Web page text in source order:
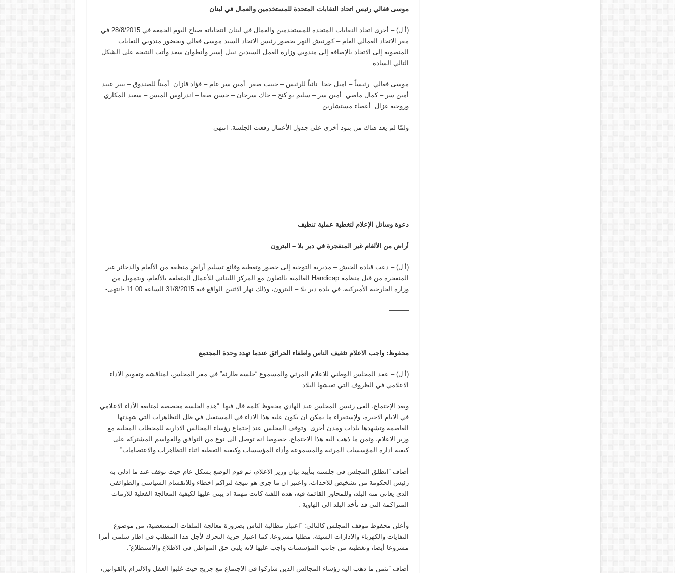
موسى فغالي رئيس اتحاد النقابات المتحدة للمستخدمين والعمال في لبنان
(أ.ل) – أجرى اتحاد النقابات المتحدة للمستخدمين والعمال في لبنان انتخاباته صباح اليوم الجمعة في 28/8/2015 في
مقر الاتحاد العمالي العام – كورنيش النهر بحضور رئيس الاتحاد السيد موسى فغالي وبحضور مندوبي النقابات
المنضوية إلى الاتحاد بالإضافة إلى مندوبي وزارة العمل السيدين نبيل إسبر وأنطوان سعد وأتت النتيجة على الشكل
التالي السادة:
موسى فغالي: رئيساً – اميل جحا: نائباً للرئيس – حبيب صقر: أمين سر عام – فؤاد قازان: أميناً للصندوق – بيير عبيد:
أمين سر – كمال ماضي: أمين سر – سليم بو كنج – جاك سرحان – حسن صفا – اندراوس الميس – سعيد المكاري
وروجيه غزال: أعضاء مستشارين.
ولمّا لم يعد هناك من بنود أخرى على جدول الأعمال رفعت الجلسة.-انتهى-
———
دعوة وسائل الإعلام لتغطية عملية تنظيف
أراض من الألغام غير المنفجرة في دير بلا – البترون
(أ.ل) – دعت قيادة الجيش – مديرية التوجيه إلى حضور وتغطية وقائع تسليم أراضٍ منظفة من الألغام والذخائر غير
المنفجرة من قبل منظمة Handicap العالمية بالتعاون مع المركز اللبناني للأعمال المتعلقة بالألغام، وبتمويل من
وزارة الخارجية الأميركية، في بلدة دير بلا – البترون، وذلك نهار الاثنين الواقع فيه 31/8/2015 الساعة 11.00.-انتهى-
———
محفوظ: واجب الاعلام تثقيف الناس واطفاء الحرائق عندما تهدد وحدة المجتمع
(أ.ل) – عقد المجلس الوطني للاعلام المرئي والمسموع “جلسة طارئة” في مقر المجلس، لمناقشة وتقويم الآداء
الاعلامي في الظروف التي تعيشها البلاد.
وبعد الإجتماع، القى رئيس المجلس عبد الهادي محفوظ كلمة قال فيها: “هذه الجلسة مخصصة لمتابعة الأداء الاعلامي
في الايام الاخيرة، ولإستقراء ما يمكن ان يكون عليه هذا الاداء في المستقبل في ظل التظاهرات التي شهدتها
العاصمة وتشهدها بلدات ومدن أخرى. وتوقف المجلس عند إجتماع رؤساء المجالس الادارية للمحطات المحلية مع
وزير الاعلام، وثمن ما ذهب اليه هذا الاجتماع، خصوصا انه توصل الى نوع من التوافق والقواسم المشتركة على
كيفية ادارة المؤسسات المرئية والمسموعة وأداء المؤسسات وكيفية التغطية اثناء التظاهرات والاعتصامات”.
أضاف “انطلق المجلس في جلسته بتأييد بيان وزير الاعلام، ثم قوم الوضع بشكل عام حيث توقف عند ما ادلى به
رئيس الحكومة من تشخيص للاحداث، واعتبر ان ما جرى هو نتيجة لتراكم اخطاء وللانقسام السياسي والطوائفي
الذي يعاني منه البلد، وللمحاور القائمة فيه، هذه اللفتة كانت مهمة اذ يبنى عليها لكيفية المعالجة الفعلية للازمات
المتراكمة التي قد تأخذ البلد الى الهاوية”.
وأعلن محفوظ موقف المجلس كالتالي: “اعتبار مطالبة الناس بضرورة معالجة الملفات المستعصية، من موضوع
النفايات والكهرباء والادارات السيئة، مطلبا مشروعا، كما اعتبار حرية التحرك لأجل هذا المطلب في اطار سلمي أمرا
مشروعا أيضا، وتغطيته من جانب المؤسسات واجب عليها لانه يلبي حق المواطن في الاطلاع والاستطلاع”.
أضاف “نثمن ما ذهب اليه رؤساء المجالس الذين شاركوا في الاجتماع مع جريج حيث غلبوا العقل والالتزام بالقوانين،